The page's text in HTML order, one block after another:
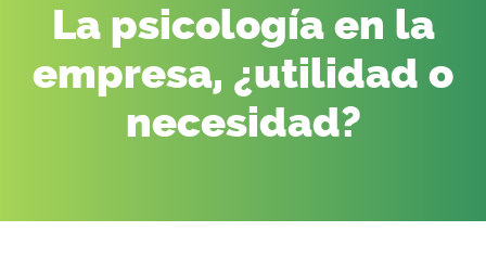
La psicología en la
empresa, ¿utilidad o
necesidad?